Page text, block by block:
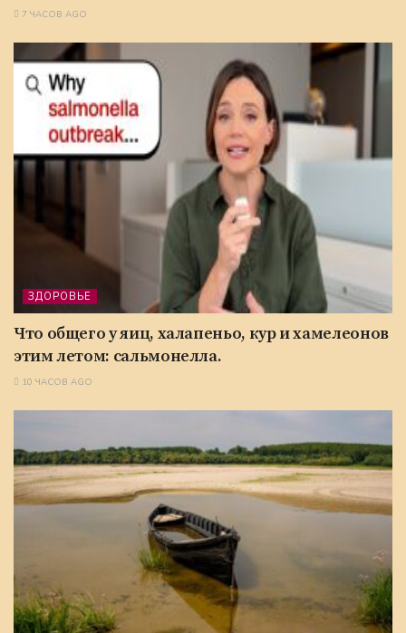
7 ЧАСОВ AGO
ЗДОРОВЬЕ
Что общего у яиц, халапеньо, кур и хамелеонов
этим летом: сальмонелла.
10 ЧАСОВ AGO